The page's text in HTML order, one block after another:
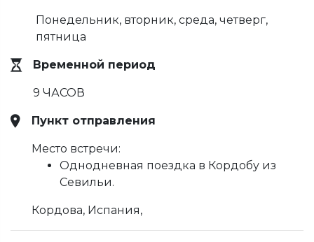
Понедельник, вторник, среда, четверг,
пятница
Временной период
9 ЧАСОВ
Пункт отправления
Место встречи:
Однодневная поездка в Кордобу из
Севильи.
Кордова, Испания,